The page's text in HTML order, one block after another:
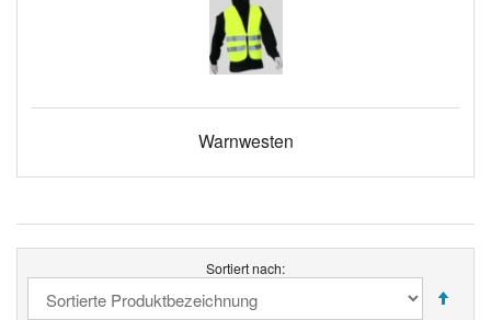
Warnwesten
Sortiert nach: